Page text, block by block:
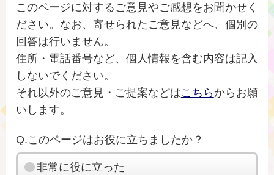
このページに対するご意見やご感想をお聞かせく
ださい。なお、寄せられたご意見などへ、個別の
回答は行いません。
住所・電話番号など、個人情報を含む内容は記入
しないでください。
それ以外のご意見・ご提案などはこちらからお願
いします。
Q.このページはお役に立ちましたか？
非常に役に立った